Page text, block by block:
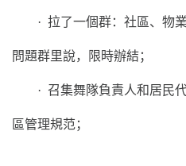
· 拉了一個群：社區、物業
問題群里說，限時辦結；
· 召集舞隊負責人和居民代
區管理規范；